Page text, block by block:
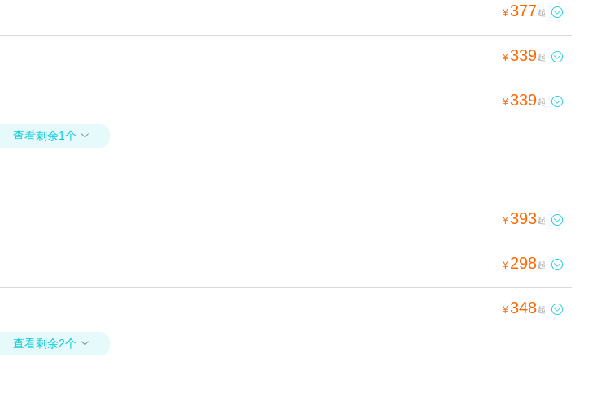
¥377起 
¥339起 
¥339起 
查看剩余1个 
¥393起 
¥ 298起 
¥348起 
查看剩余2个 